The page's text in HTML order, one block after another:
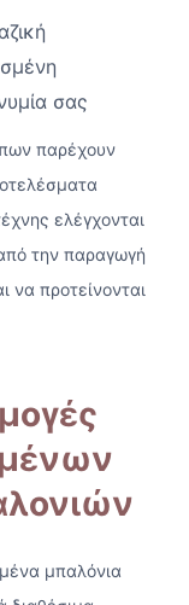
σας
παρέχουν
ελέγχονται
την παραγωγή
να προτείνονται
μπαλόνια